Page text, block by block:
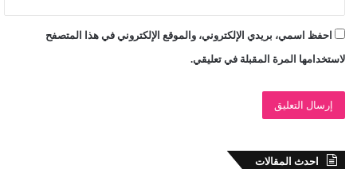
احفظ اسمي، بريدي الإلكتروني، والموقع الإلكتروني في هذا المتصفح
لاستخدامها المرة المقبلة في تعليقي.
احدث المقالات